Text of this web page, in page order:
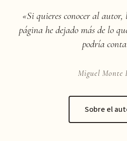
«Si quieres conocer al
página he dejado más de lo
podría
Miguel Monte
Sobre el